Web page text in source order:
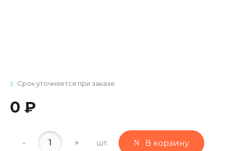
Срок уточняется при заказе
0 ₽
- + шт. В корзину